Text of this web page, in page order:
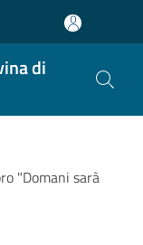
di
"Domani sarà